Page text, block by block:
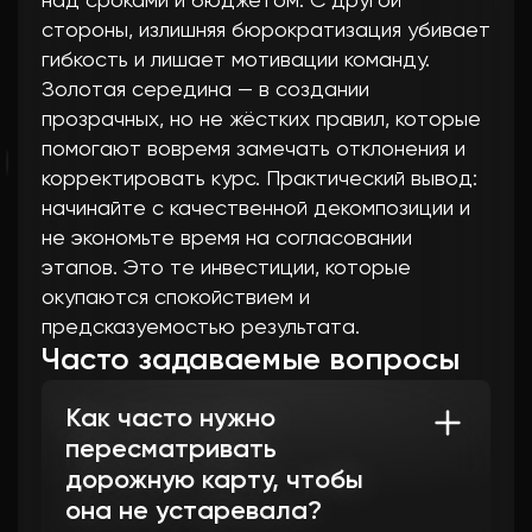
стороны, излишняя бюрократизация убивает
гибкость и лишает мотивации команду.
Золотая середина — в создании
прозрачных, но не жёстких правил, которые
помогают вовремя замечать отклонения и
корректировать курс. Практический вывод:
начинайте с качественной декомпозиции и
не экономьте время на согласовании
этапов. Это те инвестиции, которые
окупаются спокойствием и
предсказуемостью результата.
Часто задаваемые вопросы
Как часто нужно
пересматривать
дорожную карту, чтобы
она не устаревала?